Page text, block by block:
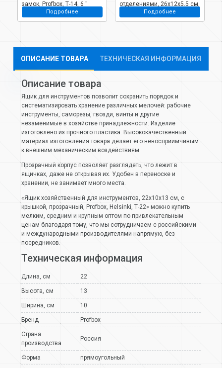
замок, Profbox, Т-14, 6 ''
Подробнее
отделениями, 26х12х5.5 см,
Profbox, Е-26Подробнее
ОПИСАНИЕ ТОВАРА ТЕХНИЧЕСКАЯ ИНФОРМАЦИЯ
Описание товара
Ящик для инструментов позволит сохранить порядок и
систематизировать хранение различных мелочей: рабочие
инструменты, саморезы, гвозди, винты и другие
незаменимые в хозяйстве принадлежности. Изделие
изготовлено из прочного пластика. Высококачественный
материал изготовления товара делает его невосприимчивым
к внешним механическим воздействиям.
Прозрачный корпус позволяет разглядеть, что лежит в
ящичках, даже не открывая их. Удобен в переноске и
хранении, не занимает много места.
«Ящик хозяйственный для инструментов, 22х10х13 см, с
крышкой, прозрачный, Profbox, Helsinki, Т-22» можно купить
мелким, средним и крупным оптом по привлекательным
ценам благодаря тому, что мы сотрудничаем с российскими
и международными производителями напрямую, без
посредников.
Техническая информация
Длина, см 22
Высота, см 13
Ширина, см 10
Бренд Profbox
Страна
производства
Россия
Форма прямоугольный